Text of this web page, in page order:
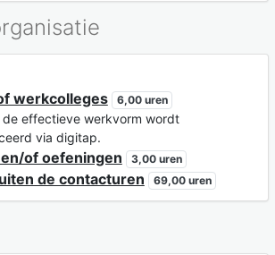
werkcolleges
6,00 uren
de effectieve werkvorm wordt
via digitap.
of oefeningen 3,00 uren
de contacturen 69,00 uren